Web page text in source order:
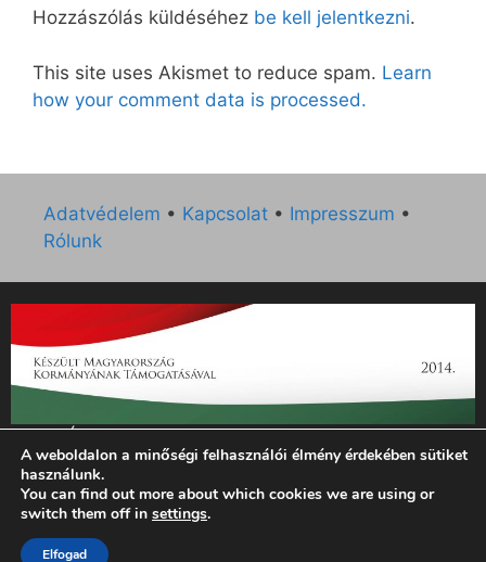
Hozzászólás küldéséhez be kell jelentkezni.
This site uses Akismet to reduce spam. Learn
how your comment data is processed.
Adatvédelem • Kapcsolat • Impresszum •
Rólunk
„Az Új Ember katolikus hetilap 2014. évi működésének
támogatását az EGYH-KCP-14-P-0121 sz. támogatási
szerződés keretében 3 000 000 Ft összegben támogatta az
Emberi Erőforrások Minisztériuma.”
© 2026 Magyar Kurír - Új Ember
A weboldalon a minőségi felhasználói élmény érdekében sütiket
használunk.
You can find out more about which cookies we are using or
switch them off in settings.
Elfogad